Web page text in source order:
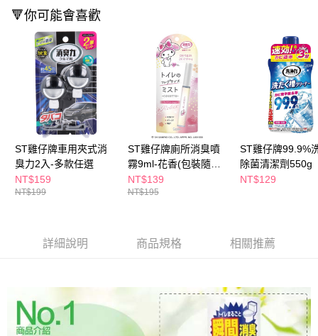
２．訂單成立數日內，您將收到繳費通知簡訊。
３．收到繳費通知簡訊後14天內，點擊此簡訊中的連結，可透過四大超商／
ATM／網路銀行／等多元方式進行付款，方視為交易完成。
※ 請注意：結帳手續完成當下不需立刻繳費，但若您需要取消訂單，請聯絡
購買商品的店家。未經商家同意取消之訂單仍視為有效，需透過AFTEE先享
後付繳納相關費用。
※ 交易是否成功請以「AFTEE先享後付 」之結帳頁面顯示為準，若有關於
是否繳費成功／繳費後需取消欲退款等相關疑問，請聯繫「AFTEE先享後付
客戶支援中心」https://netprotections.freshdesk.com/support/home
【注意事項】
１．透過由恩沛科技股份有限公司提供之「AFTEE先享後付」服務完成之交
易，需依本服務之必要範圍內提供個人資料，並將交易相關給付款項請求債
權轉讓予恩沛科技股份有限公司。
２．關於個人資料處理事宜，請瀏覽以下網址：
「AFTEE先享後付」，若未經同意申辦者引起之損失，本公司不負相關責
請求用戶進行身份認證。
５．嚴禁一人註冊多個帳號或使用他人資訊註冊。若發現惡意使用之情形，
恩沛科技股份有限公司將有權停止該用戶之使用額度並採取法律行動。
每筆NT$65，滿NT$390(含以上)免運費
萊爾富取貨付款
每筆NT$65，滿NT$490(含以上)免運費
付款後萊爾富取貨
每筆NT$65，滿NT$490(含以上)免運費
7-11取貨付款
每筆NT$65，滿NT$490(含以上)免運費
付款後7-11取貨
每筆NT$100，滿NT$790(含以上)免運費
每筆NT$80，滿NT$290(含以上)免運費
🔻你可能會喜歡
ST雞仔牌車用夾式消
臭力2入-多款任選
NT$159
NT$199
ST雞仔牌廁所消臭噴
霧9ml-花香(包裝隨機
出貨)
NT$139
NT$195
ST雞仔牌99.9%
除菌清潔劑550g
NT$129
詳細說明 商品規格 相關推薦